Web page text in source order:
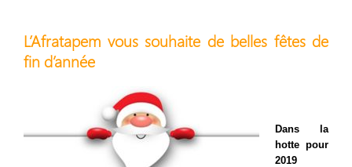
L’Afratapem vous souhaite de belles fêtes de
fin d’année
Dans la
hotte pour
2019